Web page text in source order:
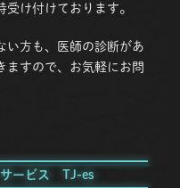
け付けております。
い方も、医師の診断があ
ますので、お気軽にお問
サービス TJ-es